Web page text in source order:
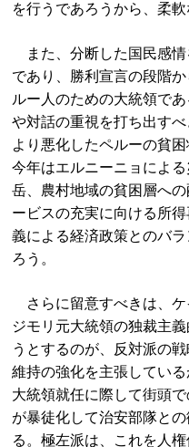
を行うであろうから、柔
また、分断した国民感情
であり、勝利宣言の段階
ルー人のための大統領で
や対話の重視を打ち出す
より悪化したペルーの貧
今年はエルニーニョによ
岳、農村地域の貧困層へ
ービスの充実に向ける所
義による経済政策とのバ
ろう。
さらに留意すべきは、ケ
ジモリ元大統領の独裁主
うとするのが、反対派の
維持の強化を主張してい
大統領就任に際して街頭
が暴徒化して治安部隊と
る。極左派は、これを人